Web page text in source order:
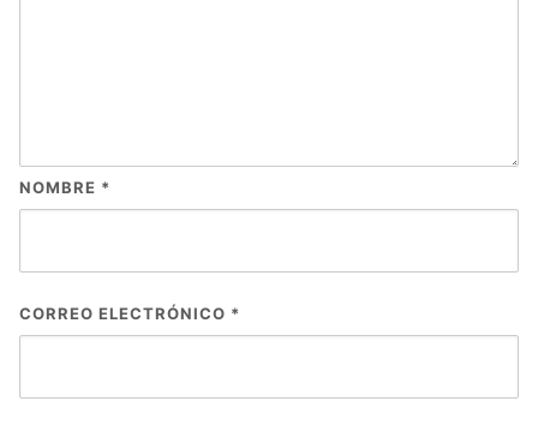
NOMBRE *
CORREO ELECTRÓNICO *